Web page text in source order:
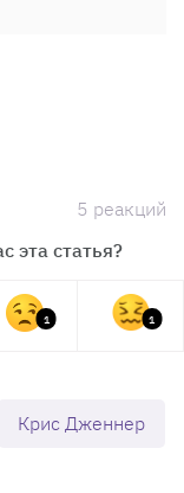
5 реакций
эта статья?
1 1
Крис Дженнер